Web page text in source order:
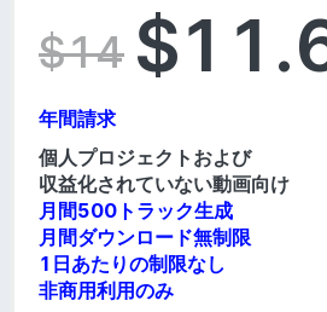
$14 $
年間請求
個人プロジェクトおよび
収益化されていない動画向け
月間500トラック生成
月間ダウンロード無制限
1日あたりの制限なし
非商用利用のみ